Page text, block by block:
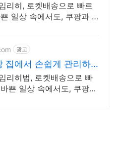
리히, 로켓배송으로 빠르
일상 속에서도, 쿠팡과 함
광고
집에서 손쉽게 관리하세
리히법, 로켓배송으로 빠
쁜 일상 속에서도, 쿠팡과